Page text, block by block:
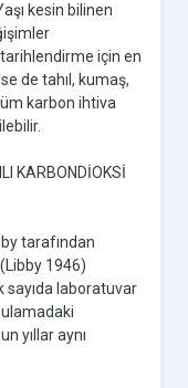
kesin bilinen
için en
de tahıl, kumaş,
karbon ihtiva
KARBONDİOKSİ
tarafından
(Libby 1946)
sayıda laboratuvar
yıllar aynı